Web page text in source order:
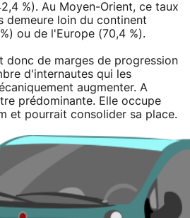
%). Au Moyen-Orient, ce taux
demeure loin du continent
ou de l'Europe (70,4 %).
donc de marges de progression
d'internautes qui les
augmenter. A
prédominante. Elle occupe
et pourrait consolider sa place.